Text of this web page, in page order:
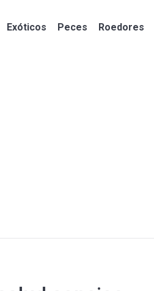
Exóticos Peces Roedores
Exóticos Peces Roedores